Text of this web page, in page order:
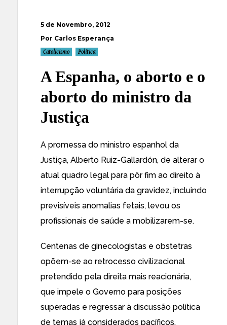
5 de Novembro, 2012
Por Carlos Esperança
Catolicismo Política
A Espanha, o aborto e o
aborto do ministro da
Justiça
A promessa do ministro espanhol da
Justiça, Alberto Ruiz-Gallardón, de alterar o
atual quadro legal para pôr fim ao direito à
interrupção voluntária da gravidez, incluindo
previsíveis anomalias fetais, levou os
profissionais de saúde a mobilizarem-se.
Centenas de ginecologistas e obstetras
opõem-se ao retrocesso civilizacional
pretendido pela direita mais reacionária,
que impele o Governo para posições
superadas e regressar à discussão política
de temas já considerados pacíficos.